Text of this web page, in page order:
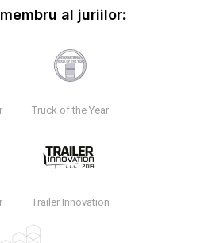
al juriilor:
Truck of the Year
Trailer Innovation